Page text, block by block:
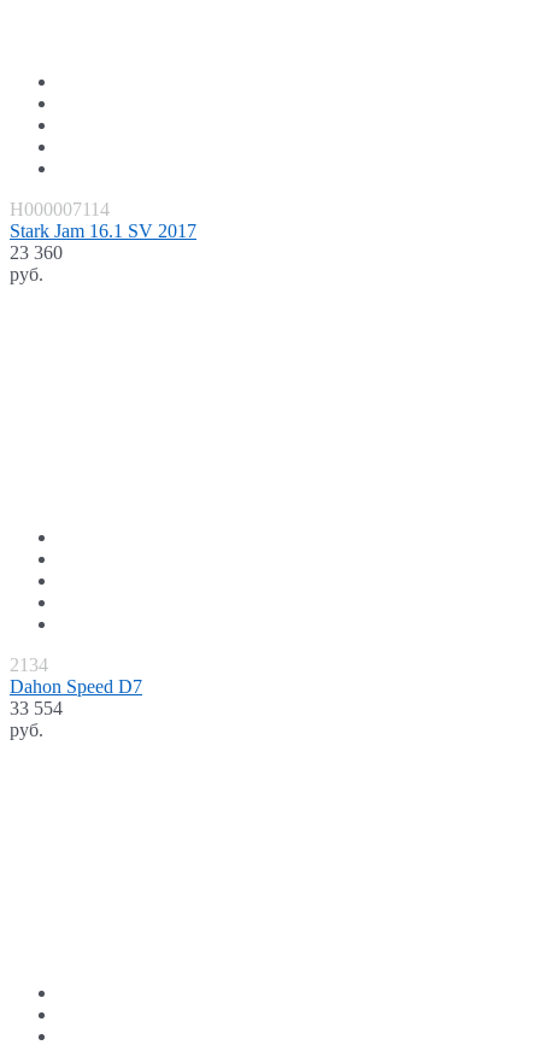
H000007114
Stark Jam 16.1 SV 2017
23 360
руб.
2134
Dahon Speed D7
33 554
руб.